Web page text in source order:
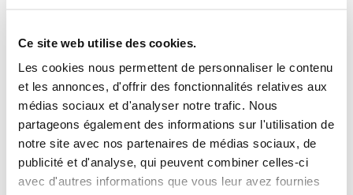
Ce site web utilise des cookies.
Les cookies nous permettent de personnaliser le contenu
et les annonces, d'offrir des fonctionnalités relatives aux
médias sociaux et d'analyser notre trafic. Nous
partageons également des informations sur l'utilisation de
notre site avec nos partenaires de médias sociaux, de
publicité et d'analyse, qui peuvent combiner celles-ci
avec d'autres informations que vous leur avez fournies
manière attrayante avec
tous les aspects de la vie de
campus ?
Tous les dons permettront à l’IFES de
continuer à les soutenir alors qu’ils
proposent cette vision plus brillante de la
vie. Cela pourrait inclure desprojets
visant à promouvoir le travail parmi